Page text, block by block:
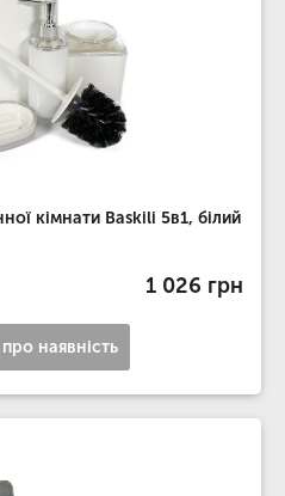
кімнати Baskili 5в1, білий
1 026 грн
наявність